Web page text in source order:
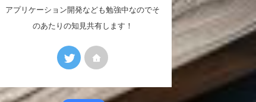
アプリケーション開発なども勉強中なのでそ
のあたりの知見共有します！